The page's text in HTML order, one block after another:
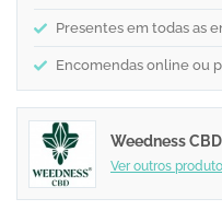
Presentes em todas as
Encomendas online ou
Weedness CBD
Ver outros